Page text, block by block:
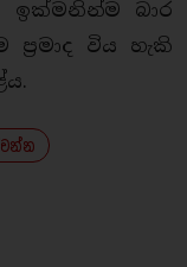
බාර
විය හැකි